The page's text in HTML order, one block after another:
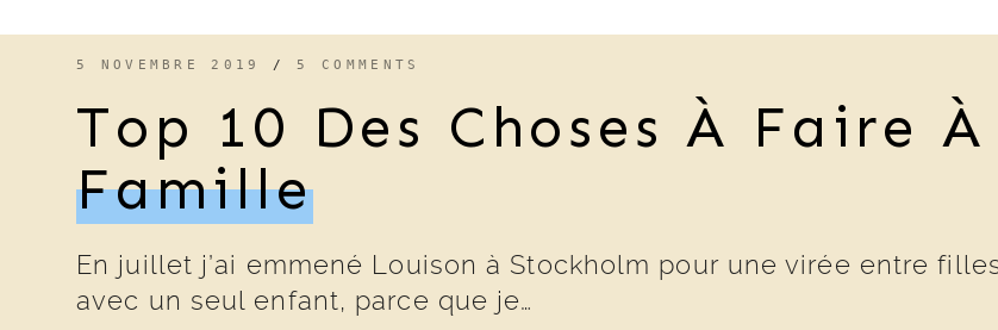
5 NOVEMBRE 2019 /5 COMMENTS
Top 10 Des Choses À Faire
Famille
En juillet j’ai emmené Louison à Stockholm pour une virée entre
avec un seul enfant, parce que je…